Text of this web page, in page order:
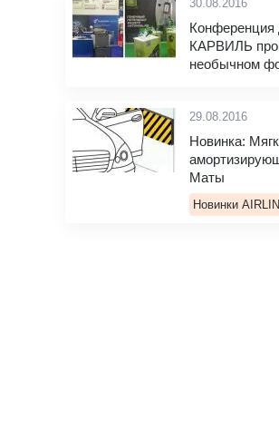
30.08.2016
Конференция
КАРВИЛЬ
необычном
29.08.2016
Новинка:
Маты
Новинки